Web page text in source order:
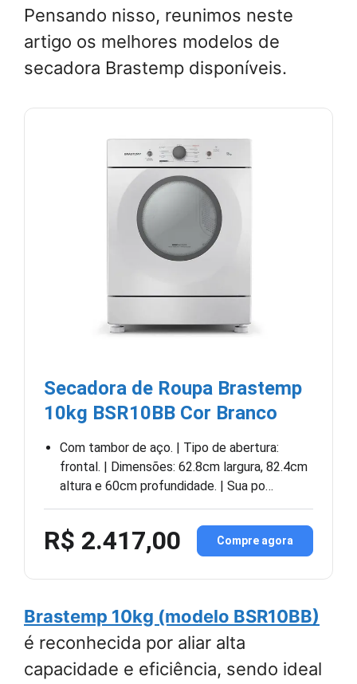
Pensando nisso, reunimos neste
artigo os melhores modelos de
secadora Brastemp disponíveis.
Secadora de Roupa Brastemp
10kg BSR10BB Cor Branco
Com tambor de aço. | Tipo de abertura:
frontal. | Dimensões: 62.8cm largura, 82.4cm
altura e 60cm profundidade. | Sua po…
R$ 2.417,00 Compre agora
Brastemp 10kg (modelo BSR10BB)
é reconhecida por aliar alta
capacidade e eficiência, sendo ideal